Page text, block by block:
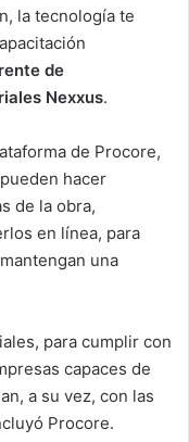
la tecnología te
de
Nexxus.
de Procore,
hacer
de la obra,
en línea, para
una
para cumplir con
capaces de
a su vez, con las
Procore.